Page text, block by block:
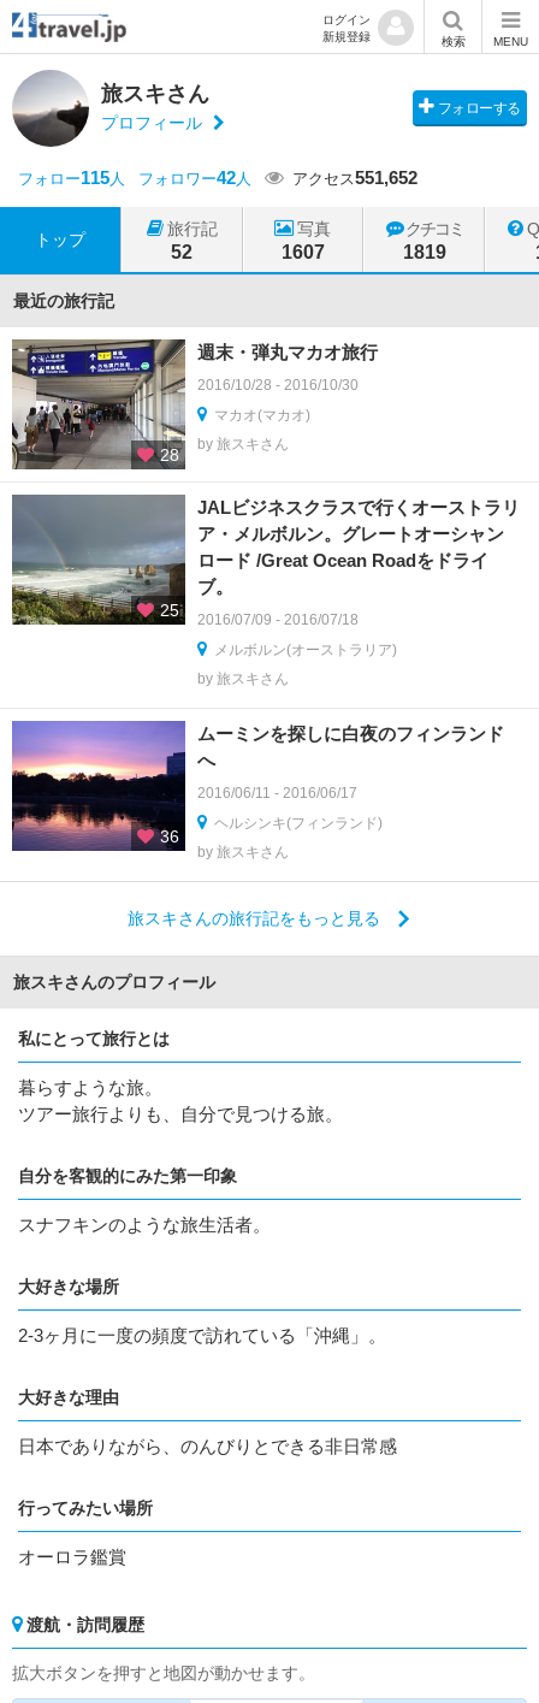
ログイン
新規登録
検索 MENU
旅スキさん
プロフィール
フォローする
フォロー115人 フォロワー42人 アクセス551,652
トップ
旅行記
52
写真
1607
クチコミ
1819
最近の旅行記
28
週末・弾丸マカオ旅行
2016/10/28 - 2016/10/30
マカオ(マカオ)
by 旅スキさん
25
JALビジネスクラスで行くオーストラリ
ア・メルボルン。グレートオーシャン
ロード /Great Ocean Roadをドライ
ブ。
2016/07/09 - 2016/07/18
メルボルン(オーストラリア)
by 旅スキさん
36
ムーミンを探しに白夜のフィンランド
へ
2016/06/11 - 2016/06/17
ヘルシンキ(フィンランド)
by 旅スキさん
旅スキさんの旅行記をもっと見る
旅スキさんのプロフィール
私にとって旅行とは
暮らすような旅。
ツアー旅行よりも、自分で見つける旅。
自分を客観的にみた第一印象
スナフキンのような旅生活者。
大好きな場所
2-3ヶ月に一度の頻度で訪れている「沖縄」。
大好きな理由
日本でありながら、のんびりとできる非日常感
行ってみたい場所
オーロラ鑑賞
渡航・訪問履歴
拡大ボタンを押すと地図が動かせます。